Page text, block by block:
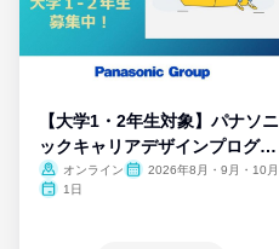
【大学1・2年生対象】パナソニ
ックキャリアデザインプログラ
ム
オンライン
2026年8月・9月・10月
1日